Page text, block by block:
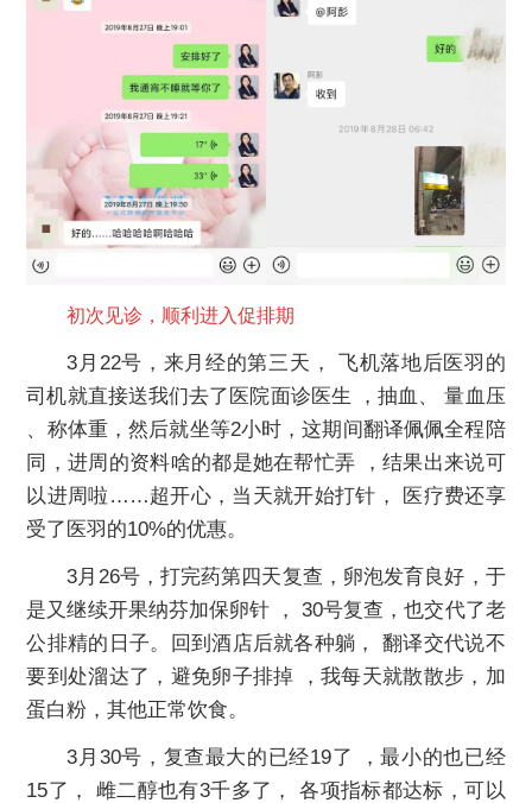
初次见诊，顺利进入促排期
3月22号，来月经的第三天， 飞机落地后医羽的
司机就直接送我们去了医院面诊医生 ，抽血、 量血压
、称体重，然后就坐等2小时，这期间翻译佩佩全程陪
同，进周的资料啥的都是她在帮忙弄 ，结果出来说可
以进周啦……超开心，当天就开始打针， 医疗费还享
受了医羽的10%的优惠。
3月26号，打完药第四天复查，卵泡发育良好，于
是又继续开果纳芬加保卵针 ， 30号复查，也交代了老
公排精的日子。回到酒店后就各种躺， 翻译交代说不
要到处溜达了，避免卵子排掉 ，我每天就散散步，加
蛋白粉，其他正常饮食。
3月30号，复查最大的已经19了 ，最小的也已经
15了， 雌二醇也有3千多了， 各项指标都达标，可以